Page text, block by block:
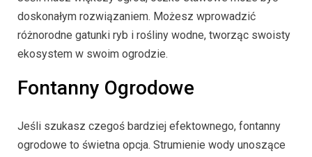
doskonałym rozwiązaniem. Możesz wprowadzić
różnorodne gatunki ryb i rośliny wodne, tworząc swoisty
ekosystem w swoim ogrodzie.
Fontanny Ogrodowe
Jeśli szukasz czegoś bardziej efektownego, fontanny
ogrodowe to świetna opcja. Strumienie wody unoszące